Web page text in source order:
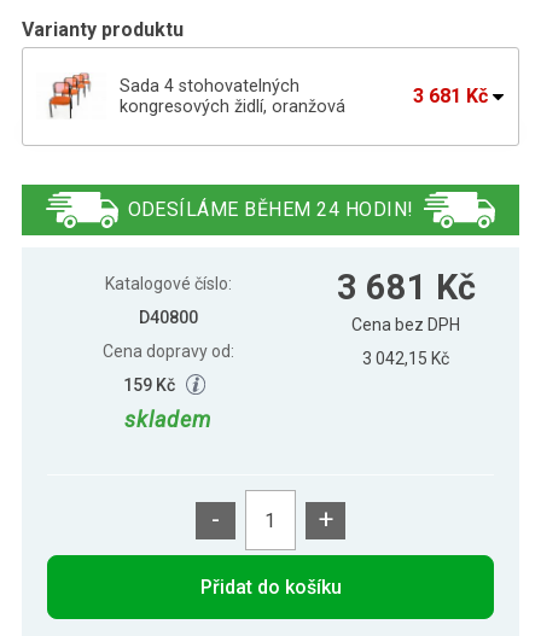
Varianty produktu
Sada 4 stohovatelných
kongresových židlí, oranžová
3 681 Kč
židlí, černá
židlí, modrá
3 681 Kč
ODESÍLÁME BĚHEM 24 HODIN!
Katalogové číslo:
D40800
Cena dopravy od:
159 Kč
skladem
3 681 Kč
Cena bez DPH
3 042,15 Kč
- +
Přidat do košíku